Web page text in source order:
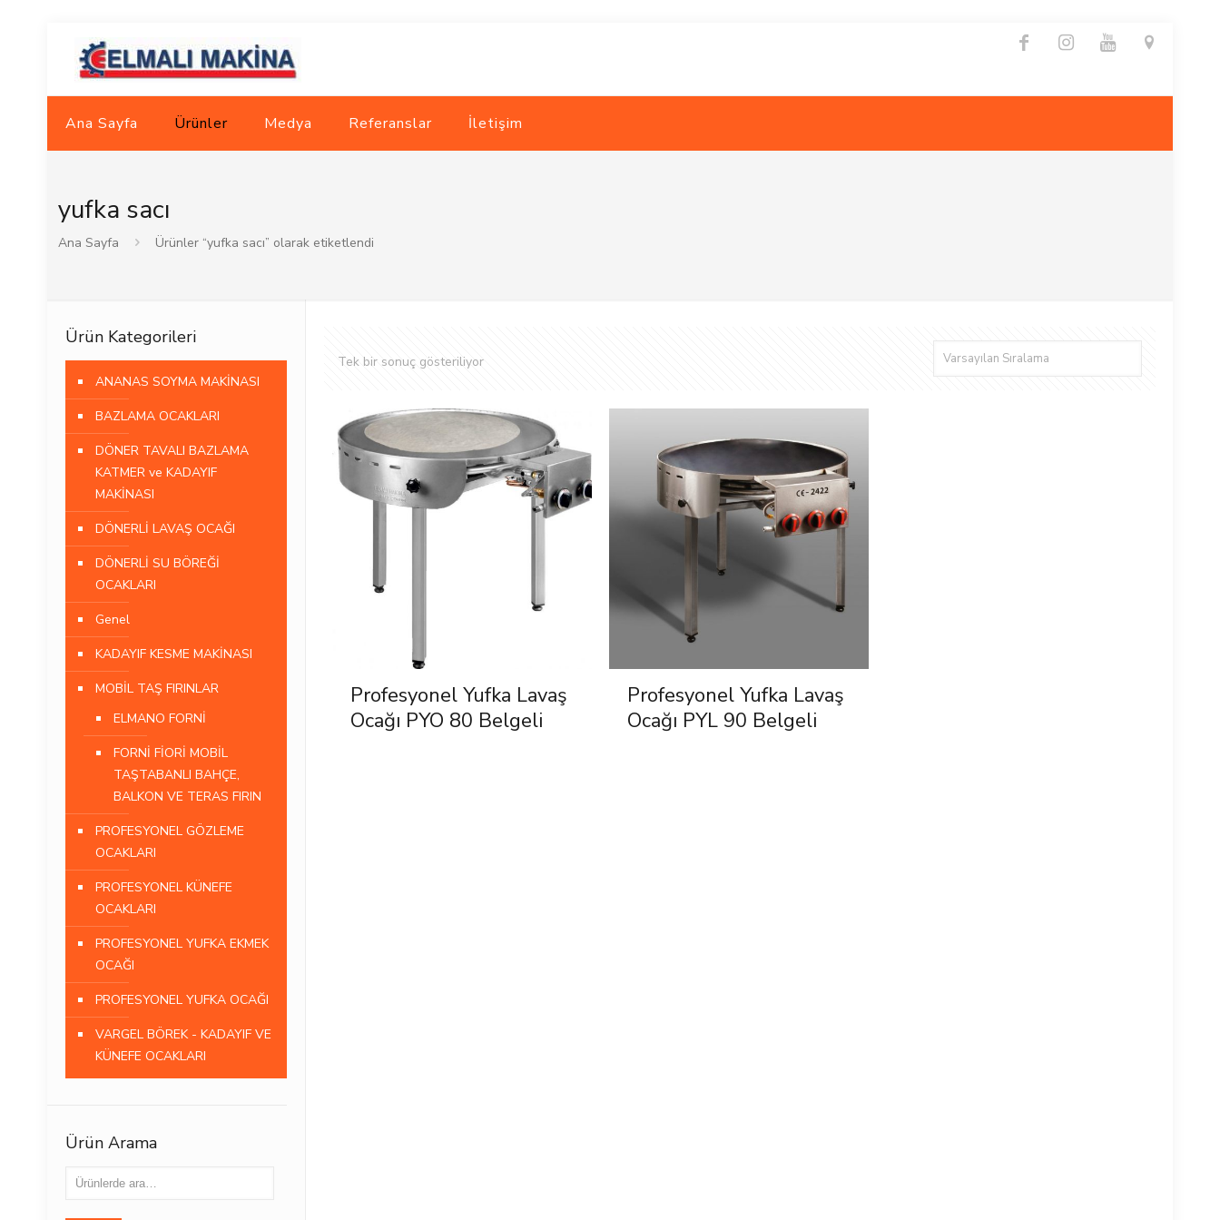
Ana Sayfa Ürünler Medya Referanslar İletişim
yufka sacı
Ana Sayfa Ürünler “yufka sacı” olarak etiketlendi
Tek bir sonuç gösteriliyor
Profesyonel Yufka Lavaş
Ocağı PYO 80 Belgeli
Profesyonel Yufka Lavaş
Ocağı PYL 90 Belgeli
Ürün Kategorileri
ANANAS SOYMA MAKİNASI
BAZLAMA OCAKLARI
DÖNER TAVALI BAZLAMA
KATMER ve KADAYIF
MAKİNASI
DÖNERLİ LAVAŞ OCAĞI
DÖNERLİ SU BÖREĞİ
OCAKLARI
Genel
KADAYIF KESME MAKİNASI
MOBİL TAŞ FIRINLAR
ELMANO FORNİ
FORNİ FİORİ MOBİL
TAŞTABANLI BAHÇE,
BALKON VE TERAS FIRIN
PROFESYONEL GÖZLEME
OCAKLARI
PROFESYONEL KÜNEFE
OCAKLARI
PROFESYONEL YUFKA EKMEK
OCAĞI
PROFESYONEL YUFKA OCAĞI
VARGEL BÖREK - KADAYIF VE
KÜNEFE OCAKLARI
Ürün Arama